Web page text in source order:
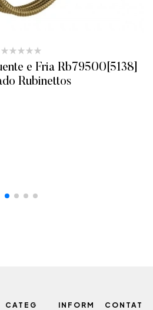
e Fria Rb79500[5138]
Rubinettos
CATEG INFORM CONTAT